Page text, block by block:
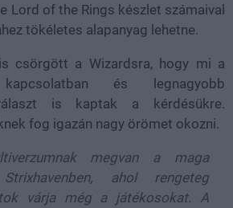
Lord of the Rings készlet számaival
tökéletes alapanyag lehetne.
csörgött a Wizardsra, hogy mi a
és legnagyobb
is kaptak a kérdésükre.
fog igazán nagy örömet okozni.
megvan a maga
Strixhavenben, ahol rengeteg
várja még a játékosokat. A